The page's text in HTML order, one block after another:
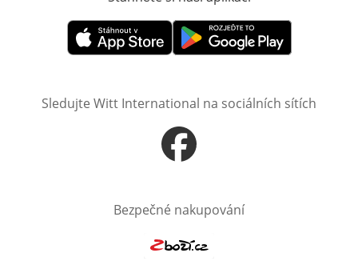
Otevře v novém okněOtevře v novém okně
Sledujte Witt International na sociálních sítích
Otevře v novém okně
Bezpečné nakupování